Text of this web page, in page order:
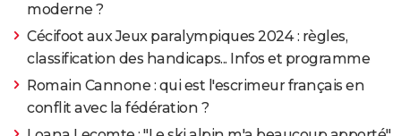
moderne ?
Cécifoot aux Jeux paralympiques 2024 : règles,
classification des handicaps... Infos et programme
Romain Cannone : qui est l'escrimeur français en
conflit avec la fédération ?